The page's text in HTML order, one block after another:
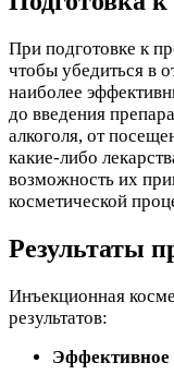
При подготовке к
чтобы убедиться в
наиболее
до введения
алкоголя, от
какие-либо
возможность их
косметической
Результаты
Инъекционная
результатов: